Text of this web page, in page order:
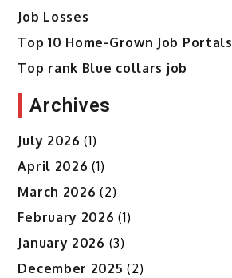
Job Losses
Top 10 Home-Grown Job Portals
Top rank Blue collars job
Archives
July 2026 (1)
April 2026 (1)
March 2026 (2)
February 2026 (1)
January 2026 (3)
December 2025 (2)